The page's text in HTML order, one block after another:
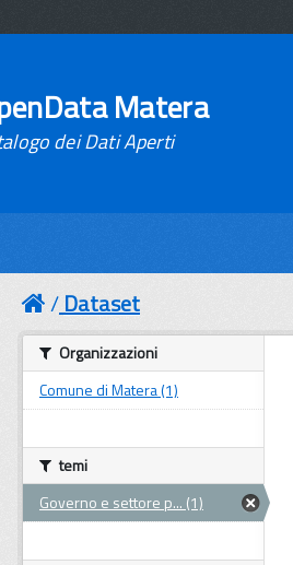
Matera
dei Dati Aperti
Dataset
Organizzazioni
Comune di Matera (1)
temi
Governo e settore p... (1)